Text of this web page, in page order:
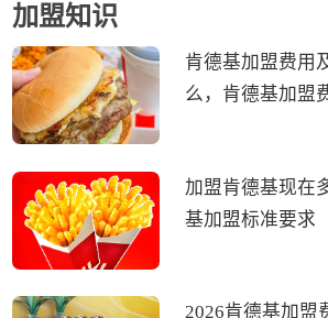
加盟知识
肯德基加盟费用
么，肯德基加盟
加盟肯德基现在
基加盟标准要求
2026肯德基加盟